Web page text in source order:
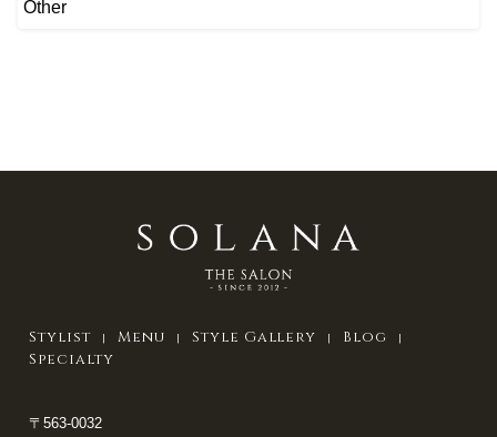
Other
Stylist Menu Style Gallery
Blog
Specialty
〒563-0032